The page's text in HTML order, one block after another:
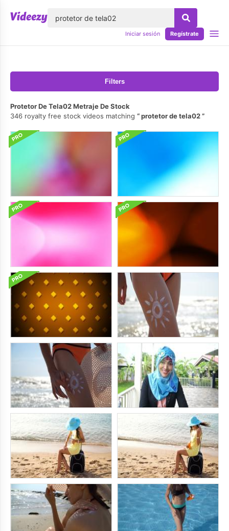
Iniciar sesión Regístrate
Filters
Protetor De Tela02 Metraje De Stock
346 royalty free stock videos matching
protetor de tela02